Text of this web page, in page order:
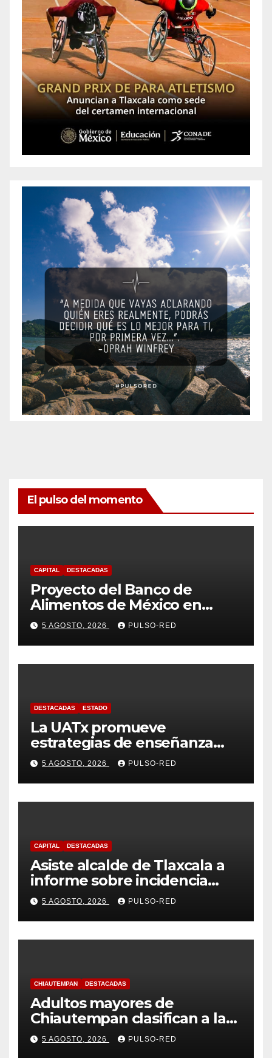
El pulso del momento
CAPITAL DESTACADAS
Proyecto del Banco de
Alimentos de México en
Tlaxcala avanza con trabajo
coordinado
5 AGOSTO, 2026 PULSO-RED
DESTACADAS ESTADO
La UATx promueve
estrategias de enseñanza
centradas en el contexto de
sus estudiantes
5 AGOSTO, 2026 PULSO-RED
CAPITAL DESTACADAS
Asiste alcalde de Tlaxcala a
informe sobre incidencia
delictiva refrenda trabajo
coordinado
5 AGOSTO, 2026 PULSO-RED
CHIAUTEMPAN DESTACADAS
Adultos mayores de
Chiautempan clasifican a la
etapa federal de las
Olimpiadas de Oro
5 AGOSTO, 2026 PULSO-RED